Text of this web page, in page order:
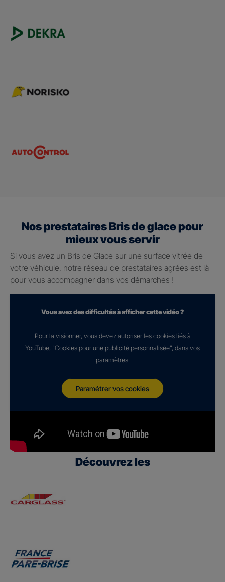
Nos prestataires Bris de glace pour
mieux vous servir
Si vous avez un Bris de Glace sur une surface vitrée de
votre véhicule, notre réseau de prestataires agrées est là
pour vous accompagner dans vos démarches !
Vous avez des difficultés à afficher cette vidéo ?
Pour la visionner, vous devez autoriser les cookies liés à
YouTube, "Cookies pour une publicité personnalisée", dans vos
paramètres.
Paramétrer vos cookies
Découvrez les